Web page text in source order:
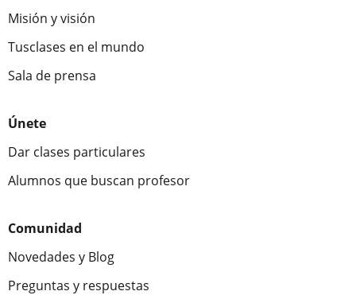
Misión y visión
Tusclases en el mundo
Sala de prensa
Únete
Dar clases particulares
Alumnos que buscan profesor
Comunidad
Novedades y Blog
Preguntas y respuestas